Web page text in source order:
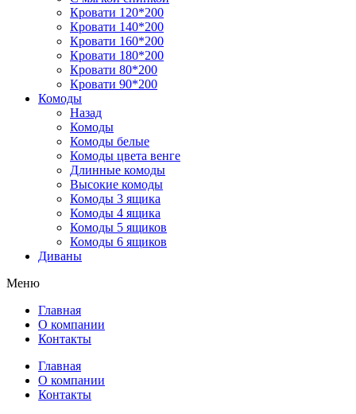
Кровати 120*200
Кровати 140*200
Кровати 160*200
Кровати 180*200
Кровати 80*200
Кровати 90*200
Комоды
Назад
Комоды
Комоды белые
Комоды цвета венге
Длинные комоды
Высокие комоды
Комоды 3 ящика
Комоды 4 ящика
Комоды 5 ящиков
Комоды 6 ящиков
Диваны
Меню
Главная
О компании
Контакты
Главная
О компании
Контакты